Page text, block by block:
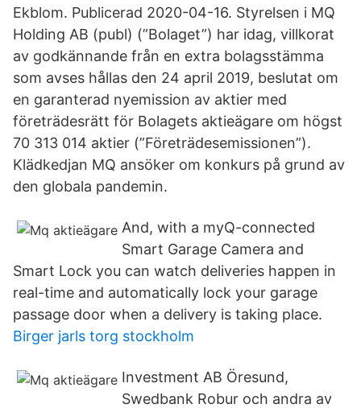
Ekblom. Publicerad 2020-04-16. Styrelsen i MQ
Holding AB (publ) (”Bolaget”) har idag, villkorat
av godkännande från en extra bolagsstämma
som avses hållas den 24 april 2019, beslutat om
en garanterad nyemission av aktier med
företrädesrätt för Bolagets aktieägare om högst
70 313 014 aktier (”Företrädesemissionen”).
Klädkedjan MQ ansöker om konkurs på grund av
den globala pandemin.
And, with a myQ-connected
Smart Garage Camera and
Smart Lock you can watch deliveries happen in
real-time and automatically lock your garage
passage door when a delivery is taking place.
Birger jarls torg stockholm
Investment AB Öresund,
Swedbank Robur och andra av